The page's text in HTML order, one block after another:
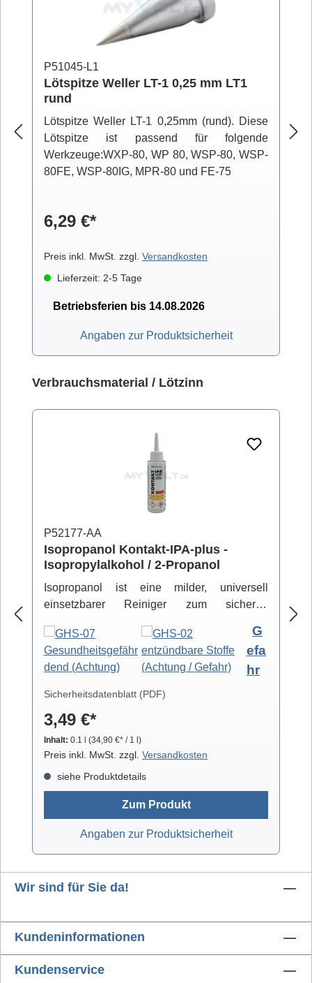
P51045-L1
Lötspitze Weller LT-1 0,25 mm LT1
rund
Lötspitze Weller LT-1 0,25mm (rund). Diese
Lötspitze ist passend für folgende
Werkzeuge:WXP-80, WP 80, WSP-80, WSP-
80FE, WSP-80IG, MPR-80 und FE-75
6,29 €*
Preis inkl. MwSt. zzgl. Versandkosten
Lieferzeit: 2-5 Tage
Betriebsferien bis 14.08.2026
Angaben zur Produktsicherheit
Produktgalerie überspringen
Verbrauchsmaterial / Lötzinn
P52177-AA
Isopropanol Kontakt-IPA-plus -
Isopropylalkohol / 2-Propanol
Isopropanol ist eine milder, universell
einsetzbarer Reiniger zum sicheren
Hochreiner Isopropanol-Alkohol ( 99,8% )
eignet sich zur professionellen Säuberung
von z.B. Video- und Tonköpfen,
Laufwerkteilen, Gummirollen und optischen
arbeitet rückstandsfrei.
G
efa
hr
Sicherheitsdatenblatt (PDF)
3,49 €*
Inhalt: 0.1 l (34,90 €* / 1 l)
Preis inkl. MwSt. zzgl. Versandkosten
siehe Produktdetails
Zum Produkt
Angaben zur Produktsicherheit
Wir sind für Sie da!
Kundeninformationen
Kundenservice